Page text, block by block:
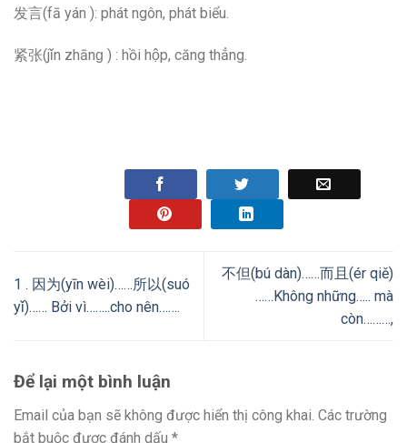
发言(fā yán ): phát ngôn, phát biểu.
紧张(jǐn zhānɡ ) : hồi hộp, căng thẳng.
1 . 因为(yīn wèi)……所以(suó
yǐ)…… Bởi vì……..cho nên…….
不但(bú dàn)……而且(ér qiě)
……Không những….. mà
còn………,
Để lại một bình luận
Email của bạn sẽ không được hiển thị công khai. Các trường
bắt buộc được đánh dấu *